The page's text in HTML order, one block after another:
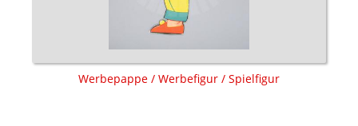
Werbepappe / Werbefigur / Spielfigur